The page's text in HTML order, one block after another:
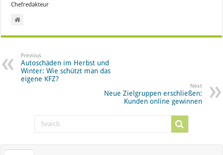
Chefredakteur
Previous
Autoschäden im Herbst und
Winter: Wie schützt man das
eigene KFZ?
Next
Neue Zielgruppen erschließen:
Kunden online gewinnen